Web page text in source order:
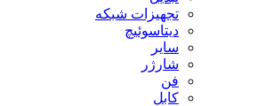
تجهیزات شبکه
دیتاسوئیچ
سایر
شارژر
فن
کابل